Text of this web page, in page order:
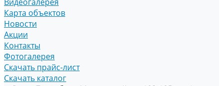
Карта объектов
Новости
Акции
Контакты
Фотогалерея
Скачать прайс-лист
Скачать каталог